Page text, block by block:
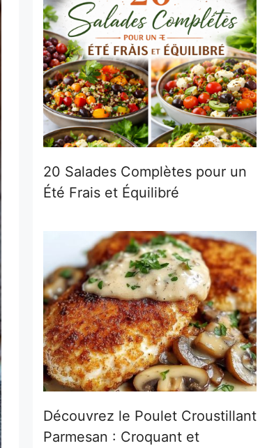
20 Salades Complètes pour un
Été Frais et Équilibré
Découvrez le Poulet Croustillant
Parmesan : Croquant et